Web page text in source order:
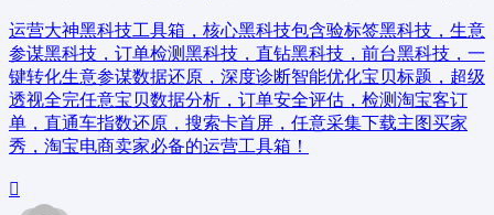
运营大神黑科技工具箱，核心黑科技包含验标签黑科技，生意
参谋黑科技，订单检测黑科技，直钻黑科技，前台黑科技，一
键转化生意参谋数据还原，深度诊断智能优化宝贝标题，超级
透视全完任意宝贝数据分析，订单安全评估，检测淘宝客订
单，直通车指数还原，搜索卡首屏，任意采集下载主图买家
秀，淘宝电商卖家必备的运营工具箱！